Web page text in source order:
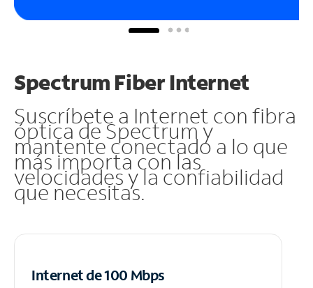
Spectrum Fiber Internet
Suscríbete a Internet con fibra
óptica de Spectrum y
mantente conectado a lo que
más importa con las
velocidades y la confiabilidad
que necesitas.
Internet de 100 Mbps